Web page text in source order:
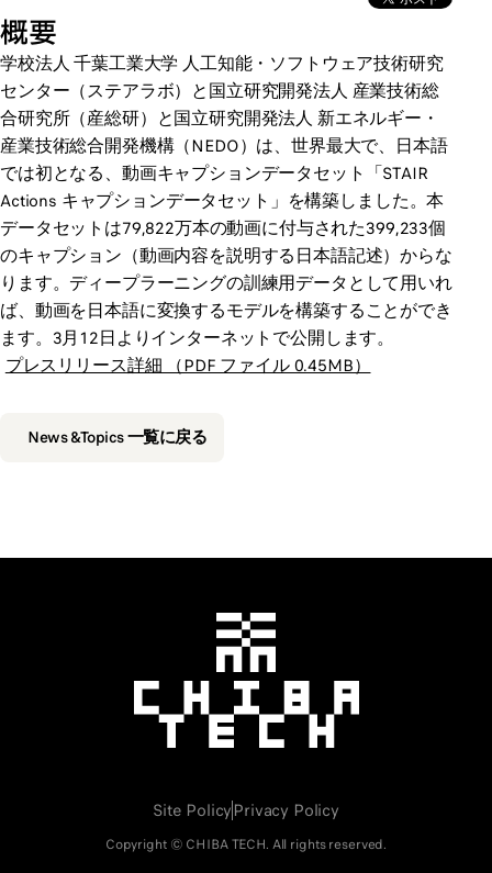
概要
学校法人 千葉工業大学 人工知能・ソフトウェア技術研究
センター（ステアラボ）と国立研究開発法人 産業技術総
合研究所（産総研）と国立研究開発法人 新エネルギー・
産業技術総合開発機構（NEDO）は、世界最大で、日本語
では初となる、動画キャプションデータセット「STAIR
Actions キャプションデータセット」を構築しました。本
データセットは79,822万本の動画に付与された399,233個
のキャプション（動画内容を説明する日本語記述）からな
ります。ディープラーニングの訓練用データとして用いれ
ば、動画を日本語に変換するモデルを構築することができ
ます。3月12日よりインターネットで公開します。
プレスリリース詳細 （PDF ファイル 0.45MB）
News &Topics 一覧に戻る
千葉工業大学
Site PolicyPrivacy Policy
Copyright © CHIBA TECH. All rights reserved.